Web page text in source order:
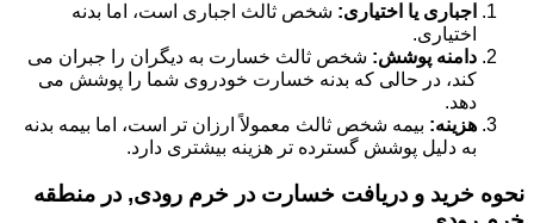
اجباری یا اختیاری: شخص ثالث اجباری است، اما بدنه
اختیاری.
دامنه پوشش: شخص ثالث خسارت به دیگران را جبران می
کند، در حالی که بدنه خسارت خودروی شما را پوشش می
دهد.
هزینه: بیمه شخص ثالث معمولاً ارزان تر است، اما بیمه بدنه
به دلیل پوشش گسترده تر هزینه بیشتری دارد.
نحوه خرید و دریافت خسارت در خرم رودی, در منطقه